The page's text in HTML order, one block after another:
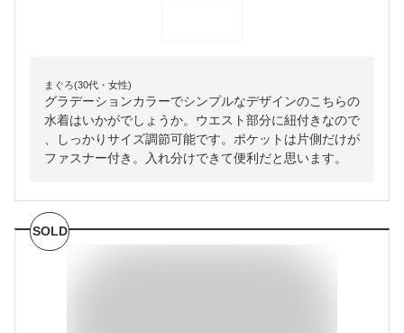
まぐろ(30代・女性)
グラデーションカラーでシンプルなデザインのこちらの
水着はいかがでしょうか。ウエスト部分に紐付きなので
、しっかりサイズ調節可能です。ポケットは片側だけが
ファスナー付き。入れ分けできて便利だと思います。
SOLD